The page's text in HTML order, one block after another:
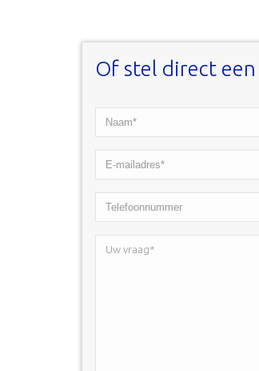
Of stel direct
Naam*
*
E-
mailadres*
Telefoonnummer
Uw